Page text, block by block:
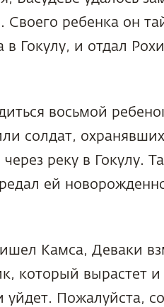
ребенка он
в Гокулу, и отдал
восьмой
солдат,
реку в Гокулу.
ей
Камса, Деваки
который вырастет и
Пожалуйста,